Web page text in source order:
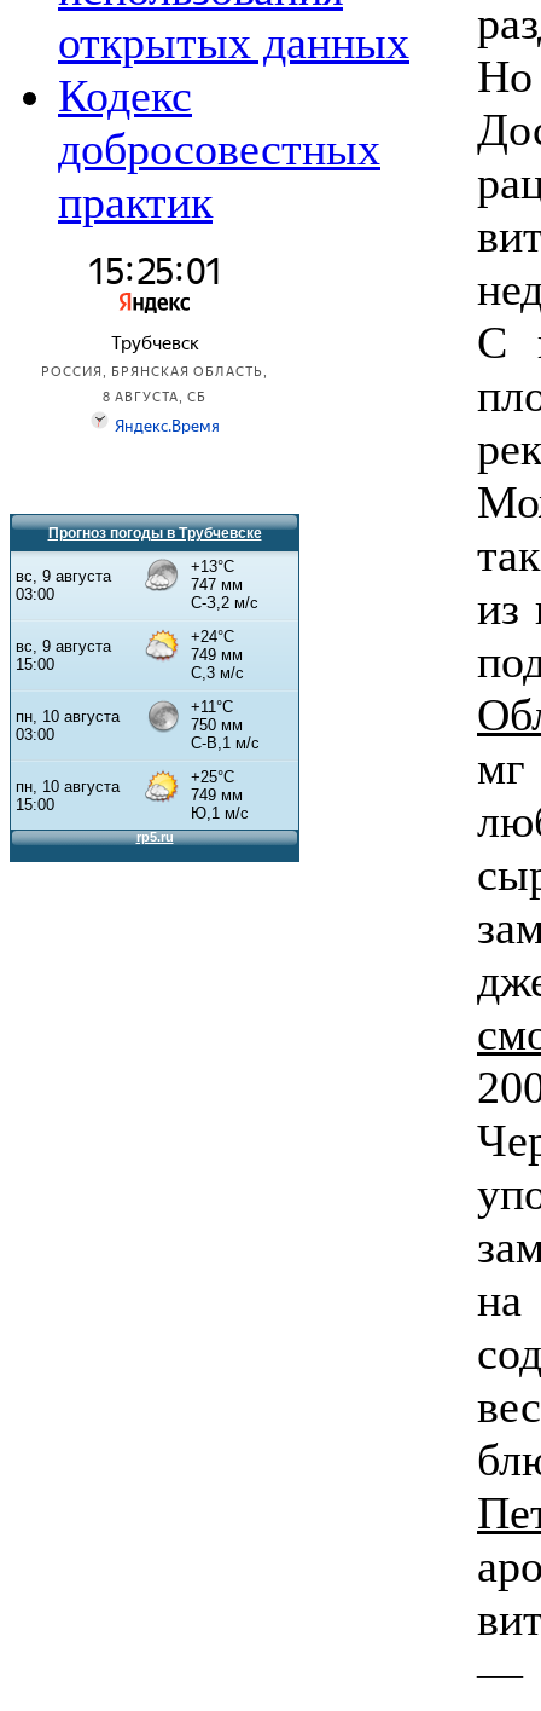
открытых данных
Кодекс
добросовестных
практик
Прогноз погоды в Трубчевске
C
из
—